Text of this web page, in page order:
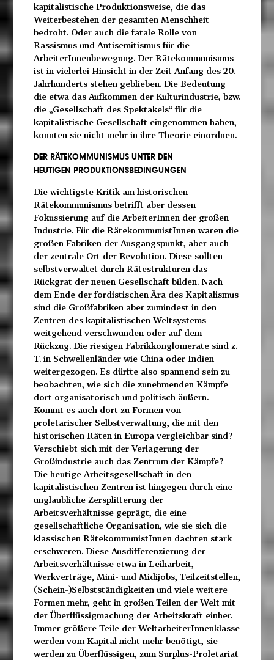
kapitalistische Produktionsweise, die das
Weiterbestehen der gesamten Menschheit
bedroht. Oder auch die fatale Rolle von
Rassismus und Antisemitismus für die
ArbeiterInnenbewegung. Der Rätekommunismus
ist in vielerlei Hinsicht in der Zeit Anfang des 20.
Jahrhunderts stehen geblieben. Die Bedeutung
die etwa das Aufkommen der Kulturindustrie, bzw.
die „Gesellschaft des Spektakels“ für die
kapitalistische Gesellschaft eingenommen haben,
konnten sie nicht mehr in ihre Theorie einordnen.
DER RÄTEKOMMUNISMUS UNTER DEN
HEUTIGEN PRODUKTIONSBEDINGUNGEN
Die wichtigste Kritik am historischen
Rätekommunismus betrifft aber dessen
Fokussierung auf die ArbeiterInnen der großen
Industrie. Für die RätekommunistInnen waren die
großen Fabriken der Ausgangspunkt, aber auch
der zentrale Ort der Revolution. Diese sollten
selbstverwaltet durch Rätestrukturen das
Rückgrat der neuen Gesellschaft bilden. Nach
dem Ende der fordistischen Ära des Kapitalismus
sind die Großfabriken aber zumindest in den
Zentren des kapitalistischen Weltsystems
weitgehend verschwunden oder auf dem
Rückzug. Die riesigen Fabrikkonglomerate sind z.
T. in Schwellenländer wie China oder Indien
weitergezogen. Es dürfte also spannend sein zu
beobachten, wie sich die zunehmenden Kämpfe
dort organisatorisch und politisch äußern.
Kommt es auch dort zu Formen von
proletarischer Selbstverwaltung, die mit den
historischen Räten in Europa vergleichbar sind?
Verschiebt sich mit der Verlagerung der
Großindustrie auch das Zentrum der Kämpfe?
Die heutige Arbeitsgesellschaft in den
kapitalistischen Zentren ist hingegen durch eine
unglaubliche Zersplitterung der
Arbeitsverhältnisse geprägt, die eine
gesellschaftliche Organisation, wie sie sich die
klassischen RätekommunistInnen dachten stark
erschweren. Diese Ausdifferenzierung der
Arbeitsverhältnisse etwa in Leiharbeit,
Werkverträge, Mini- und Midijobs, Teilzeitstellen,
(Schein-)Selbstständigkeiten und viele weitere
Formen mehr, geht in großen Teilen der Welt mit
der Überflüssigmachung der Arbeitskraft einher.
Immer größere Teile der WeltarbeiterInnenklasse
werden vom Kapital nicht mehr benötigt, sie
werden zu Überflüssigen, zum Surplus-Proletariat